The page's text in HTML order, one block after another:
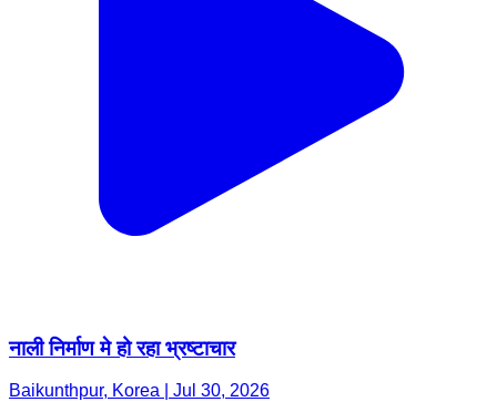
नाली निर्माण मे हो रहा भ्रष्टाचार
Baikunthpur, Korea | Jul 30, 2026